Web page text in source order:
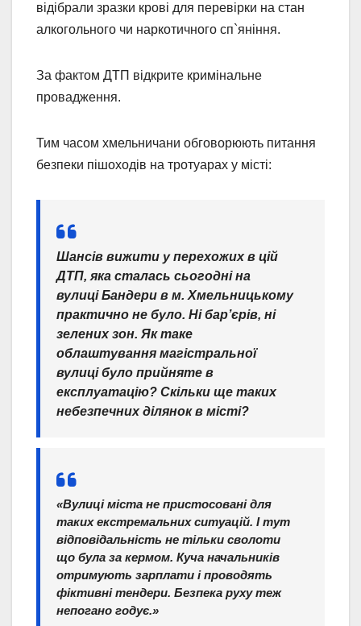
відібрали зразки крові для перевірки на стан
алкогольного чи наркотичного сп`яніння.
За фактом ДТП відкрите кримінальне
провадження.
Тим часом хмельничани обговорюють питання
безпеки пішоходів на тротуарах у місті:
Шансів вижити у перехожих в цій
ДТП, яка сталась сьогодні на
вулиці Бандери в м. Хмельницькому
практично не було. Ні бар’єрів, ні
зелених зон. Як таке
облаштування магістральної
вулиці було прийняте в
експлуатацію? Скільки ще таких
небезпечних ділянок в місті?
«Вулиці міста не пристосовані для
таких екстремальних ситуацій. І тут
відповідальність не тільки сволоти
що була за кермом. Куча начальників
отримують зарплати і проводять
фіктивні тендери. Безпека руху теж
непогано годує.»